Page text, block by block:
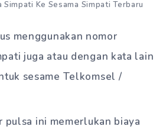
Ke Sesama Simpati Terbaru
menggunakan nomor
juga atau dengan kata lain
sesame Telkomsel /
pulsa ini memerlukan biaya